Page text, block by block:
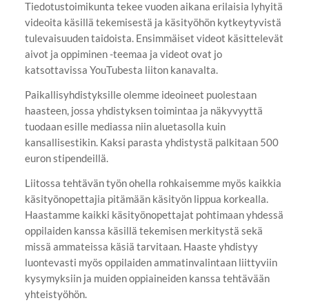
Tiedotustoimikunta tekee vuoden aikana erilaisia lyhyitä
videoita käsillä tekemisestä ja käsityöhön kytkeytyvistä
tulevaisuuden taidoista. Ensimmäiset videot käsittelevät
aivot ja oppiminen -teemaa ja videot ovat jo
katsottavissa YouTubesta liiton kanavalta.
Paikallisyhdistyksille olemme ideoineet puolestaan
haasteen, jossa yhdistyksen toimintaa ja näkyvyyttä
tuodaan esille mediassa niin aluetasolla kuin
kansallisestikin. Kaksi parasta yhdistystä palkitaan 500
euron stipendeillä.
Liitossa tehtävän työn ohella rohkaisemme myös kaikkia
käsityönopettajia pitämään käsityön lippua korkealla.
Haastamme kaikki käsityönopettajat pohtimaan yhdessä
oppilaiden kanssa käsillä tekemisen merkitystä sekä
missä ammateissa käsiä tarvitaan. Haaste yhdistyy
luontevasti myös oppilaiden ammatinvalintaan liittyviin
kysymyksiin ja muiden oppiaineiden kanssa tehtävään
yhteistyöhön.